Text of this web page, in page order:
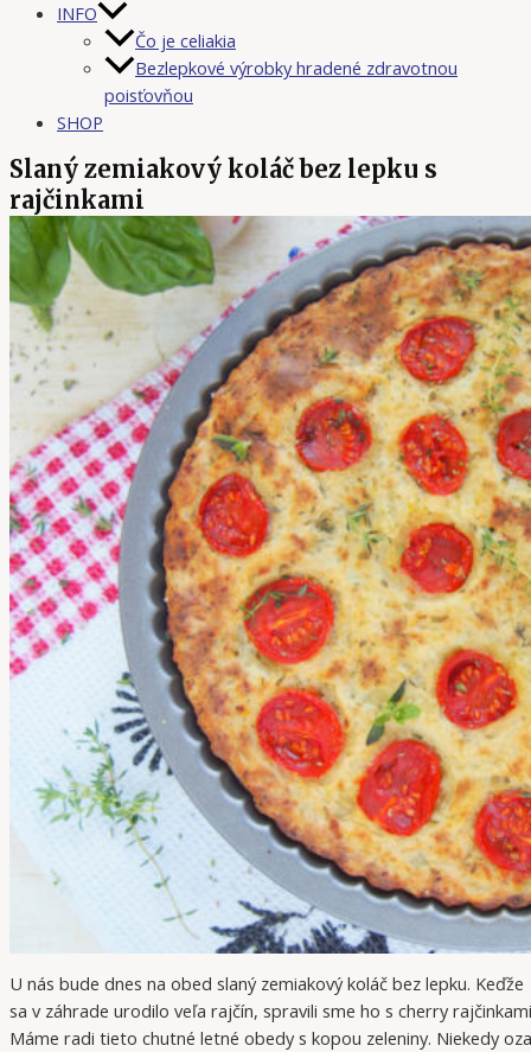
INFO
Čo je celiakia
Bezlepkové výrobky hradené zdravotnou
poisťovňou
SHOP
Slaný zemiakový koláč bez lepku s
rajčinkami
U nás bude dnes na obed slaný zemiakový koláč bez lepku. Keďže
sa v záhrade urodilo veľa rajčín, spravili sme ho s cherry
Máme radi tieto chutné letné obedy s kopou zeleniny. Niekedy